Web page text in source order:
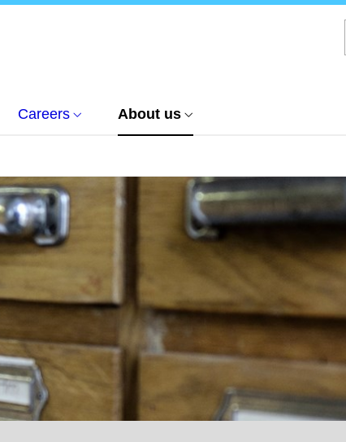
Careers About us